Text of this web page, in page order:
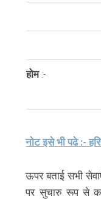
होम:-
नोट इसे भी पढे :-
ऊपर बताई सभी
पर सुचारु रूप से